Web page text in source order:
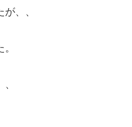
、、